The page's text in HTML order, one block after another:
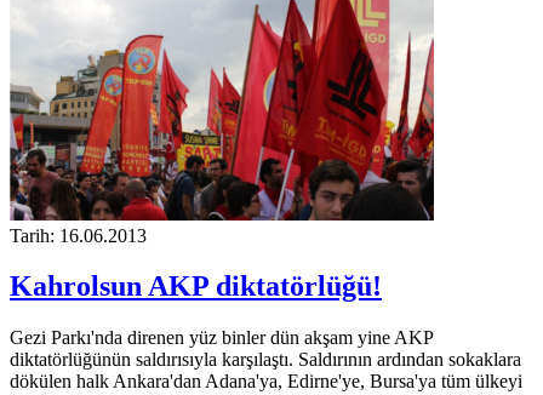
Tarih: 16.06.2013
Kahrolsun AKP diktatörlüğü!
Gezi Parkı'nda direnen yüz binler dün akşam yine AKP
diktatörlüğünün saldırısıyla karşılaştı. Saldırının ardından sokaklara
dökülen halk Ankara'dan Adana'ya, Edirne'ye, Bursa'ya tüm ülkeyi